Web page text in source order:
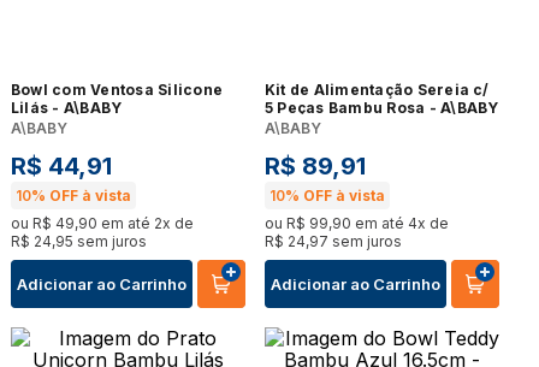
Bowl com Ventosa Silicone
Lilás - A\BABY
A\BABY
R$ 44,91
10% OFF à vista
ou R$ 49,90 em até 2x de
R$ 24,95 sem juros
Adicionar ao Carrinho
Kit de Alimentação Sereia c/
5 Peças Bambu Rosa - A\BABY
A\BABY
R$ 89,91
10% OFF à vista
ou R$ 99,90 em até 4x de
R$ 24,97 sem juros
Adicionar ao Carrinho